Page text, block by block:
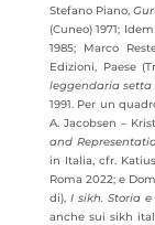
Stefano Piano,
(Cuneo) 1971;
1985; Marco
Edizioni, Paese
leggendaria setta
1991. Per un
A. Jacobsen –
and
in Italia, cfr.
Roma 2022; e
di), I sikh. Storia
anche sui sikh